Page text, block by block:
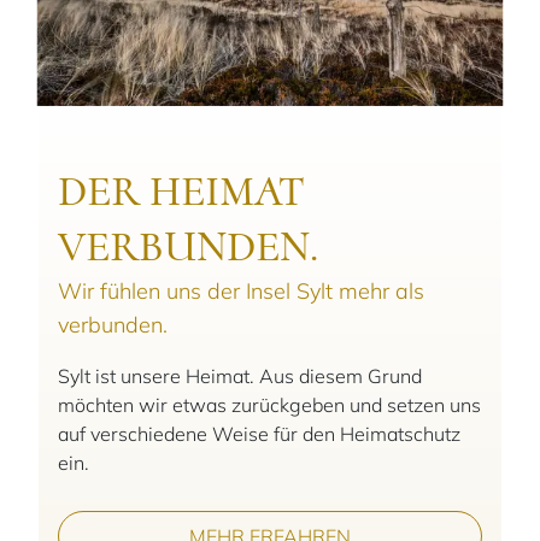
DER HEIMAT
VERBUNDEN.
Wir fühlen uns der Insel Sylt mehr als
verbunden.
Sylt ist unsere Heimat. Aus diesem Grund
möchten wir etwas zurückgeben und setzen uns
auf verschiedene Weise für den Heimatschutz
ein.